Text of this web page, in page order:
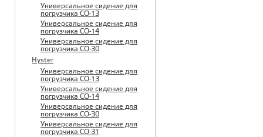
Универсальное сидение для
погрузчика CO-13
Универсальное сидение для
погрузчика CO-14
Универсальное сидение для
погрузчика CO-30
Hyster
Универсальное сидение для
погрузчика CO-13
Универсальное сидение для
погрузчика CO-14
Универсальное сидение для
погрузчика CO-30
Универсальное сидение для
погрузчика CO-31